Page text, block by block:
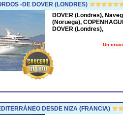
-DE DOVER (LONDRES)
DOVER (Londres),
(Noruega),
DOVER (Londres),
Un
DESDE NIZA (FRANCIA)